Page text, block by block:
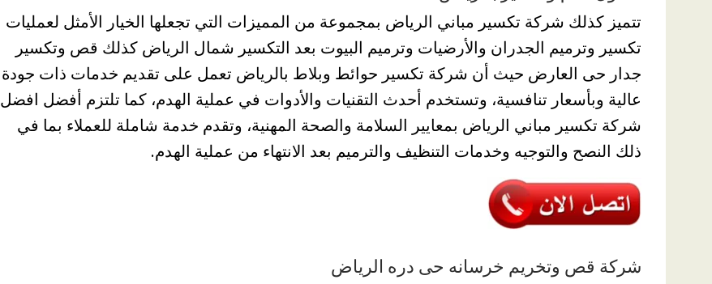
تتميز كذلك شركة تكسير مباني الرياض بمجموعة من المميزات التي تجعلها الخيار الأمثل لعمليات
تكسير وترميم الجدران والأرضيات وترميم البيوت بعد التكسير شمال الرياض كذلك قص وتكسير
جدار حى العارض حيث أن شركة تكسير حوائط وبلاط بالرياض تعمل على تقديم خدمات ذات جودة
عالية وبأسعار تنافسية، وتستخدم أحدث التقنيات والأدوات في عملية الهدم، كما تلتزم أفضل افضل
شركة تكسير مباني الرياض بمعايير السلامة والصحة المهنية، وتقدم خدمة شاملة للعملاء بما في
ذلك النصح والتوجيه وخدمات التنظيف والترميم بعد الانتهاء من عملية الهدم.
شركة قص وتخريم خرسانه حى دره الرياض